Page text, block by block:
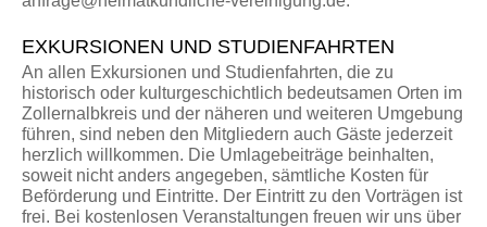
EXKURSIONEN UND STUDIENFAHRTEN
An allen Exkursionen und Studienfahrten, die zu
historisch oder kulturgeschichtlich bedeutsamen Orten im
Zollernalbkreis und der näheren und weiteren Umgebung
führen, sind neben den Mitgliedern auch Gäste jederzeit
herzlich willkommen. Die Umlagebeiträge beinhalten,
soweit nicht anders angegeben, sämtliche Kosten für
Beförderung und Eintritte. Der Eintritt zu den Vorträgen ist
frei. Bei kostenlosen Veranstaltungen freuen wir uns über